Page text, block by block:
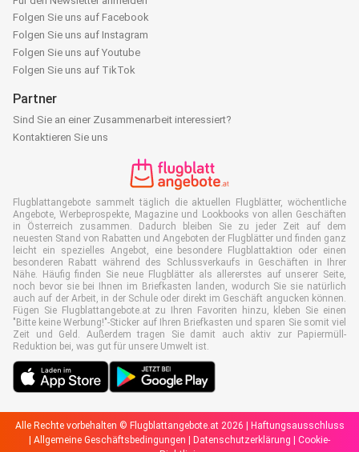
Folgen Sie uns auf Facebook
Folgen Sie uns auf Instagram
Folgen Sie uns auf Youtube
Folgen Sie uns auf TikTok
Partner
Sind Sie an einer Zusammenarbeit interessiert?
Kontaktieren Sie uns
Flugblattangebote sammelt täglich die aktuellen Flugblätter, wöchentliche
Angebote, Werbeprospekte, Magazine und Lookbooks von allen Geschäften
in Österreich zusammen. Dadurch bleiben Sie zu jeder Zeit auf dem
neuesten Stand von Rabatten und Angeboten der Flugblätter und finden ganz
leicht ein spezielles Angebot, eine besondere Flugblattaktion oder einen
besonderen Rabatt während des Schlussverkaufs in Geschäften in Ihrer
Nähe. Häufig finden Sie neue Flugblätter als allererstes auf unserer Seite,
noch bevor sie bei Ihnen im Briefkasten landen, wodurch Sie sie natürlich
auch auf der Arbeit, in der Schule oder direkt im Geschäft angucken können.
Fügen Sie Flugblattangebote.at zu Ihren Favoriten hinzu, kleben Sie einen
"Bitte keine Werbung!"-Sticker auf Ihren Briefkasten und sparen Sie somit viel
Zeit und Geld. Außerdem tragen Sie damit auch aktiv zur Papiermüll-
Reduktion bei, was gut für unsere Umwelt ist.
Alle Rechte vorbehalten © Flugblattangebote.at 2026 |
Haftungsausschluss
Allgemeine Geschäftsbedingungen Datenschutzerklärung
Cookie-